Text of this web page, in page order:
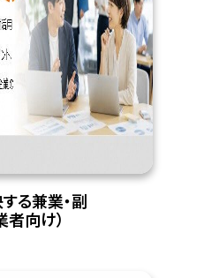
る兼業・副
向け）